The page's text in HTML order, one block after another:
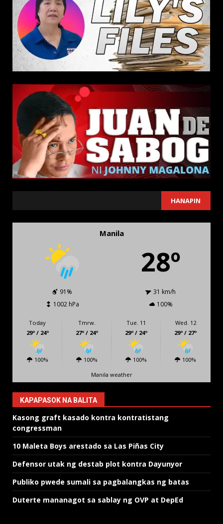
HANAPIN
Manila
28º
91%
31 km/h
1002 hPa
100%
Today
29º / 24º
100%
Tmrw.
27º / 24º
100%
Tue. 11
29º / 24º
100%
Wed. 12
29º / 27º
100%
Manila weather
KAPAPASOK NA BALITA
Kasong graft kasado kontra kontratistang
congressman
10 Maleta Boys arestado sa Las Piñas City
Defensor utak ng destab plot kontra Dayunyor
Publiko pwede sumali sa pagbalangkas ng batas
Duterte mananagot sa sablay ng OVP at DepEd